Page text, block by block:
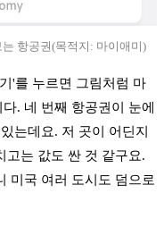
항공권(목적지: 마이애미)
'를 누르면 그림처럼 마
. 네 번째 항공권이 눈에
는데요. 저 곳이 어딘지
고는 값도 싼 것 같구요.
미국 여러 도시도 덤으로